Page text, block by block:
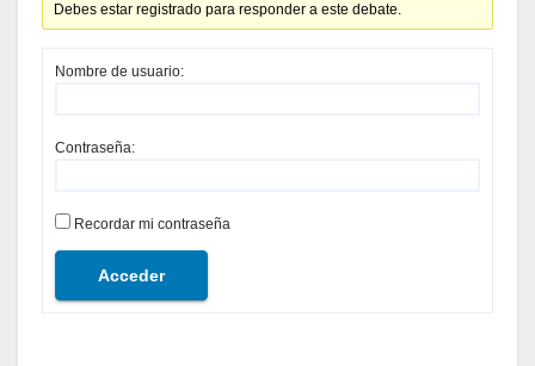
Debes estar registrado para responder a este debate.
Nombre de usuario:
Contraseña:
Recordar mi contraseña
Acceder